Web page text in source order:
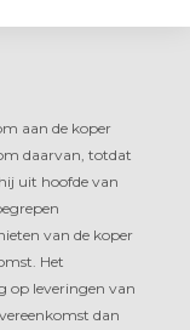
aan de koper
daarvan, totdat
uit hoofde van
van de koper
Het
op leveringen van
dan